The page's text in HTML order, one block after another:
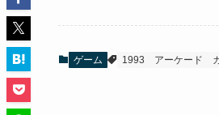
ゲーム 1993 アーケード